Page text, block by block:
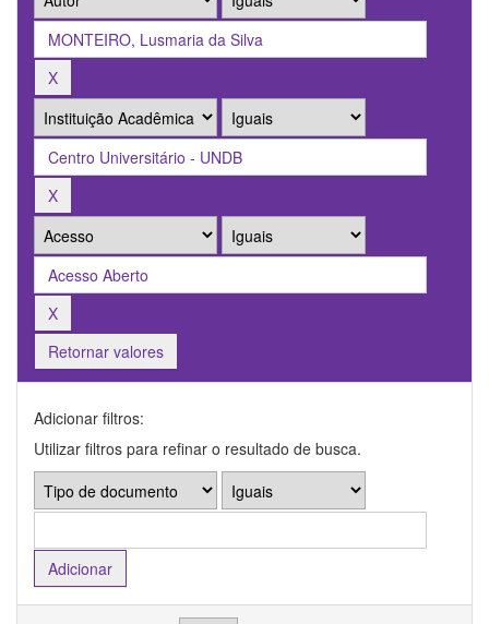
Retornar valores
Adicionar filtros:
Utilizar filtros para refinar o resultado de busca.